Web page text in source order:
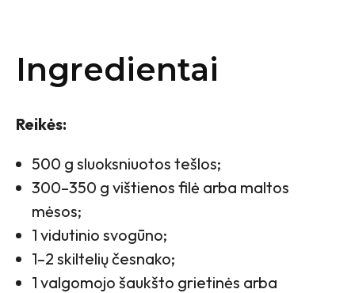
Ingredientai
Reikės:
500 g sluoksniuotos tešlos;
300–350 g vištienos filė arba maltos
mėsos;
1 vidutinio svogūno;
1–2 skiltelių česnako;
1 valgomojo šaukšto grietinės arba